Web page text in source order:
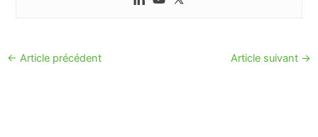
← Article précédent Article suivant →